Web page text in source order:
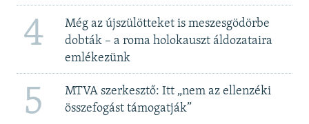
4
Még az újszülötteket is meszesgödörbe
dobták – a roma holokauszt áldozataira
emlékezünk
5
MTVA szerkesztő: Itt „nem az ellenzéki
összefogást támogatják”